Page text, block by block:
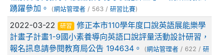
踴躍參加。
(網站管理者 / 563 / 研習比賽)
2022-03-22 研習
修正本市110學年度口說英語展能樂學
計畫子計畫1-9國小素養導向英語口說評量活動設計研習，
報名訊息請參閱教育局公告 194634。
(網站管理者 / 622 / 研